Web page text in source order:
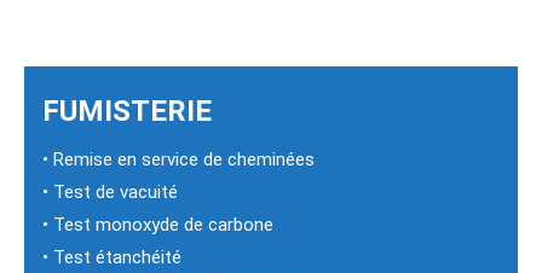
FUMISTERIE
• Remise en service de cheminées
• Test de vacuité
• Test monoxyde de carbone
• Test étanchéité